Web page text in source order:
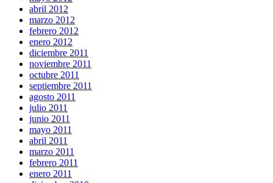
abril 2012
marzo 2012
febrero 2012
enero 2012
diciembre 2011
noviembre 2011
octubre 2011
septiembre 2011
agosto 2011
julio 2011
junio 2011
mayo 2011
abril 2011
marzo 2011
febrero 2011
enero 2011